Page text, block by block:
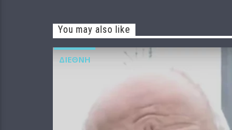
You may also like
ΔΙΕΘΝΉ